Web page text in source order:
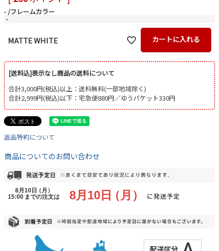
- フレームカラー
-
MATTE WHITE カートに入れる
[送料込]表示なし商品の送料について
合計3,000円(税込)以上：送料無料(一部地域除く)
合計2,999円(税込)以下：宅急便880円／ゆうパケット330円
返品特約について
商品についてのお問い合わせ